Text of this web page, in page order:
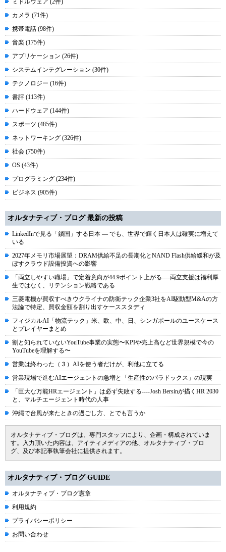
ミドルウェア (2件)
カメラ (71件)
携帯電話 (98件)
音楽 (175件)
アプリケーション (26件)
システムインテグレーション (30件)
テクノロジー (16件)
書評 (113件)
ハードウェア (144件)
スポーツ (485件)
ネットワーキング (326件)
社会 (750件)
OS (43件)
プログラミング (234件)
ビジネス (905件)
オルタナティブ・ブログ 最新の投稿
LinkedInで見る「鎖国」する日本 ― でも、世界で輝く日本人は確実に増えて
いる
2027年メモリ市場展望：DRAM供給不足の長期化とNAND Flash供給緩和が及
ぼすクラウド設備投資への影響
「両立しやすい職場」で定着意向が44.9ポイント上がる----両立支援は福利厚
生ではなく、リテンション戦略である
三菱電機が買収すべきウクライナの防衛テック企業3社をAI駆動型M&Aの方
法論で特定、買収金額を割り出すケーススタディ
フィジカルAI「物流テック」米、欧、中、日、シンガポールのユースケース
とプレイヤーまとめ
割と知られていないYouTube事業の実態〜KPIや売上高など世界規模で今の
YouTubeを理解する〜
営業は終わった（３）AIを使う者だけが、利他に立てる
営業現場で進むAIエージェントの急増と「生産性のパラドックス」の現実
「巨大な万能HRエージェント」は必ず失敗する----Josh Bersinが描くHR 2030
と、マルチエージェント時代の人事
沖縄で台風が来たときの過ごし方、とでも言うか
オルタナティブ・ブログは、専門スタッフにより、企画・構成されていま
す。入力頂いた内容は、アイティメディアの他、オルタナティブ・ブロ
グ、及び本記事執筆会社に提供されます。
オルタナティブ・ブログ GUIDE
オルタナティブ・ブログ憲章
利用規約
プライバシーポリシー
お問い合わせ